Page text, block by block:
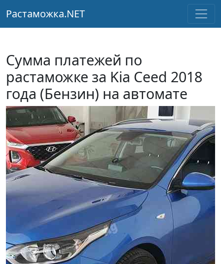
Растаможка.NET
Сумма платежей по
растаможке за Kia Ceed 2018
года (Бензин) на автомате